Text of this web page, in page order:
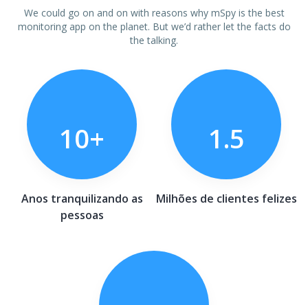
We could go on and on with reasons why mSpy is the best
monitoring app on the planet. But we’d rather let the facts do
the talking.
10+
Anos tranquilizando as
pessoas
1.5
Milhões de clientes felizes